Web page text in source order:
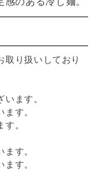
取り扱いしており
ます。
す。
。
す。
す。